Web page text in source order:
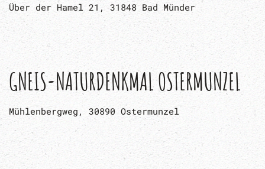
Über der Hamel 21, 31848 Bad Münder
GNEIS-NATURDENKMAL OSTERMUNZEL
Mühlenbergweg, 30890 Ostermunzel